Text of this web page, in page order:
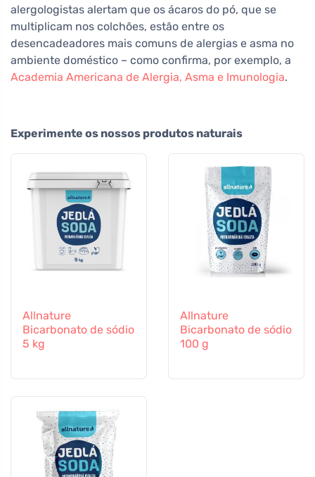
alergologistas alertam que os ácaros do pó, que se
multiplicam nos colchões, estão entre os
desencadeadores mais comuns de alergias e asma no
ambiente doméstico – como confirma, por exemplo, a
Academia Americana de Alergia, Asma e Imunologia.
Experimente os nossos produtos naturais
Allnature
Bicarbonato de sódio
5 kg
Allnature
Bicarbonato de sódio
100 g